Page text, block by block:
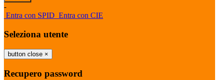
-
Entra con SPID Entra con CIE
Seleziona utente
button close ×
Recupero password